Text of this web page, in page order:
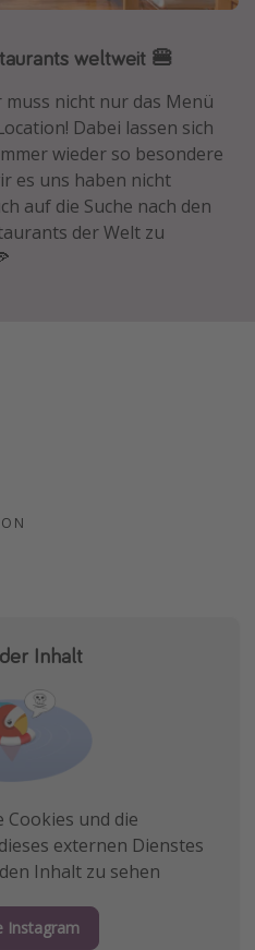
weltweit 🍔
nicht nur das Menü
Dabei lassen sich
wieder so besondere
es uns haben nicht
auf die Suche nach den
der Welt zu
Inhalt
Cookies und die
externen Dienstes
Inhalt zu sehen
Instagram